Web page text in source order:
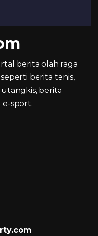
berita olah raga
berita tenis,
berita
e-sport.